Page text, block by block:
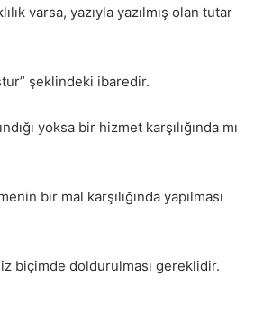
varsa, yazıyla yazılmış olan tutar
şeklindeki ibaredir.
yoksa bir hizmet karşılığında mı
bir mal karşılığında yapılması
biçimde doldurulması gereklidir.